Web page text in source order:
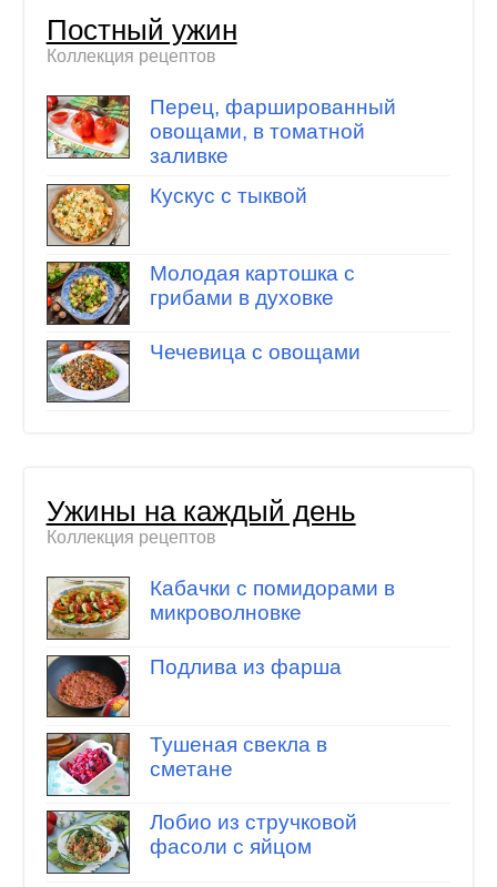
Постный ужин
Коллекция рецептов
Перец, фаршированный
овощами, в томатной
заливке
Кускус с тыквой
Молодая картошка с
грибами в духовке
Чечевица с овощами
Ужины на каждый день
Коллекция рецептов
Кабачки с помидорами в
микроволновке
Подлива из фарша
Тушеная свекла в
сметане
Лобио из стручковой
фасоли с яйцом